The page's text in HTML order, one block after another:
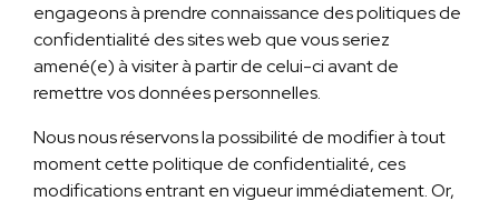
engageons à prendre connaissance des politiques de
confidentialité des sites web que vous seriez
amené(e) à visiter à partir de celui-ci avant de
remettre vos données personnelles.
Nous nous réservons la possibilité de modifier à tout
moment cette politique de confidentialité, ces
modifications entrant en vigueur immédiatement. Or,